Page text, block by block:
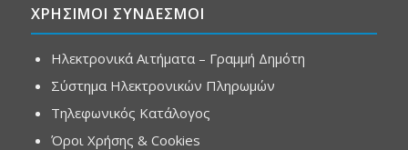
ΧΡΗΣΙΜΟΙ ΣΥΝΔΕΣΜΟΙ
Ηλεκτρονικά Αιτήματα – Γραμμή Δημότη
Σύστημα Ηλεκτρονικών Πληρωμών
Τηλεφωνικός Κατάλογος
Όροι Χρήσης & Cookies